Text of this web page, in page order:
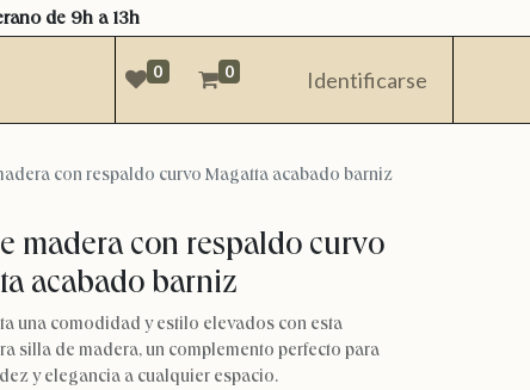
de 9h a 13h
0 0 Identificarse
con respaldo curvo Magatta acabado barniz
madera con respaldo curvo
acabado barniz
una comodidad y estilo elevados con esta
silla de madera, un complemento perfecto para
y elegancia a cualquier espacio.